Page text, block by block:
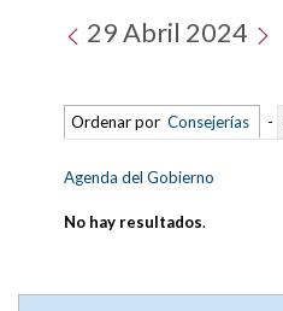
29 Abril 2024
Ordenar por Consejerías -
Agenda del Gobierno
No hay resultados.